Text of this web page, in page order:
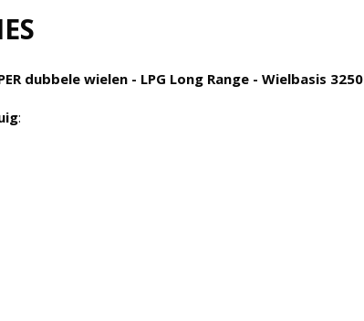
dubbele wielen - LPG Long Range - Wielbasis 3250
: